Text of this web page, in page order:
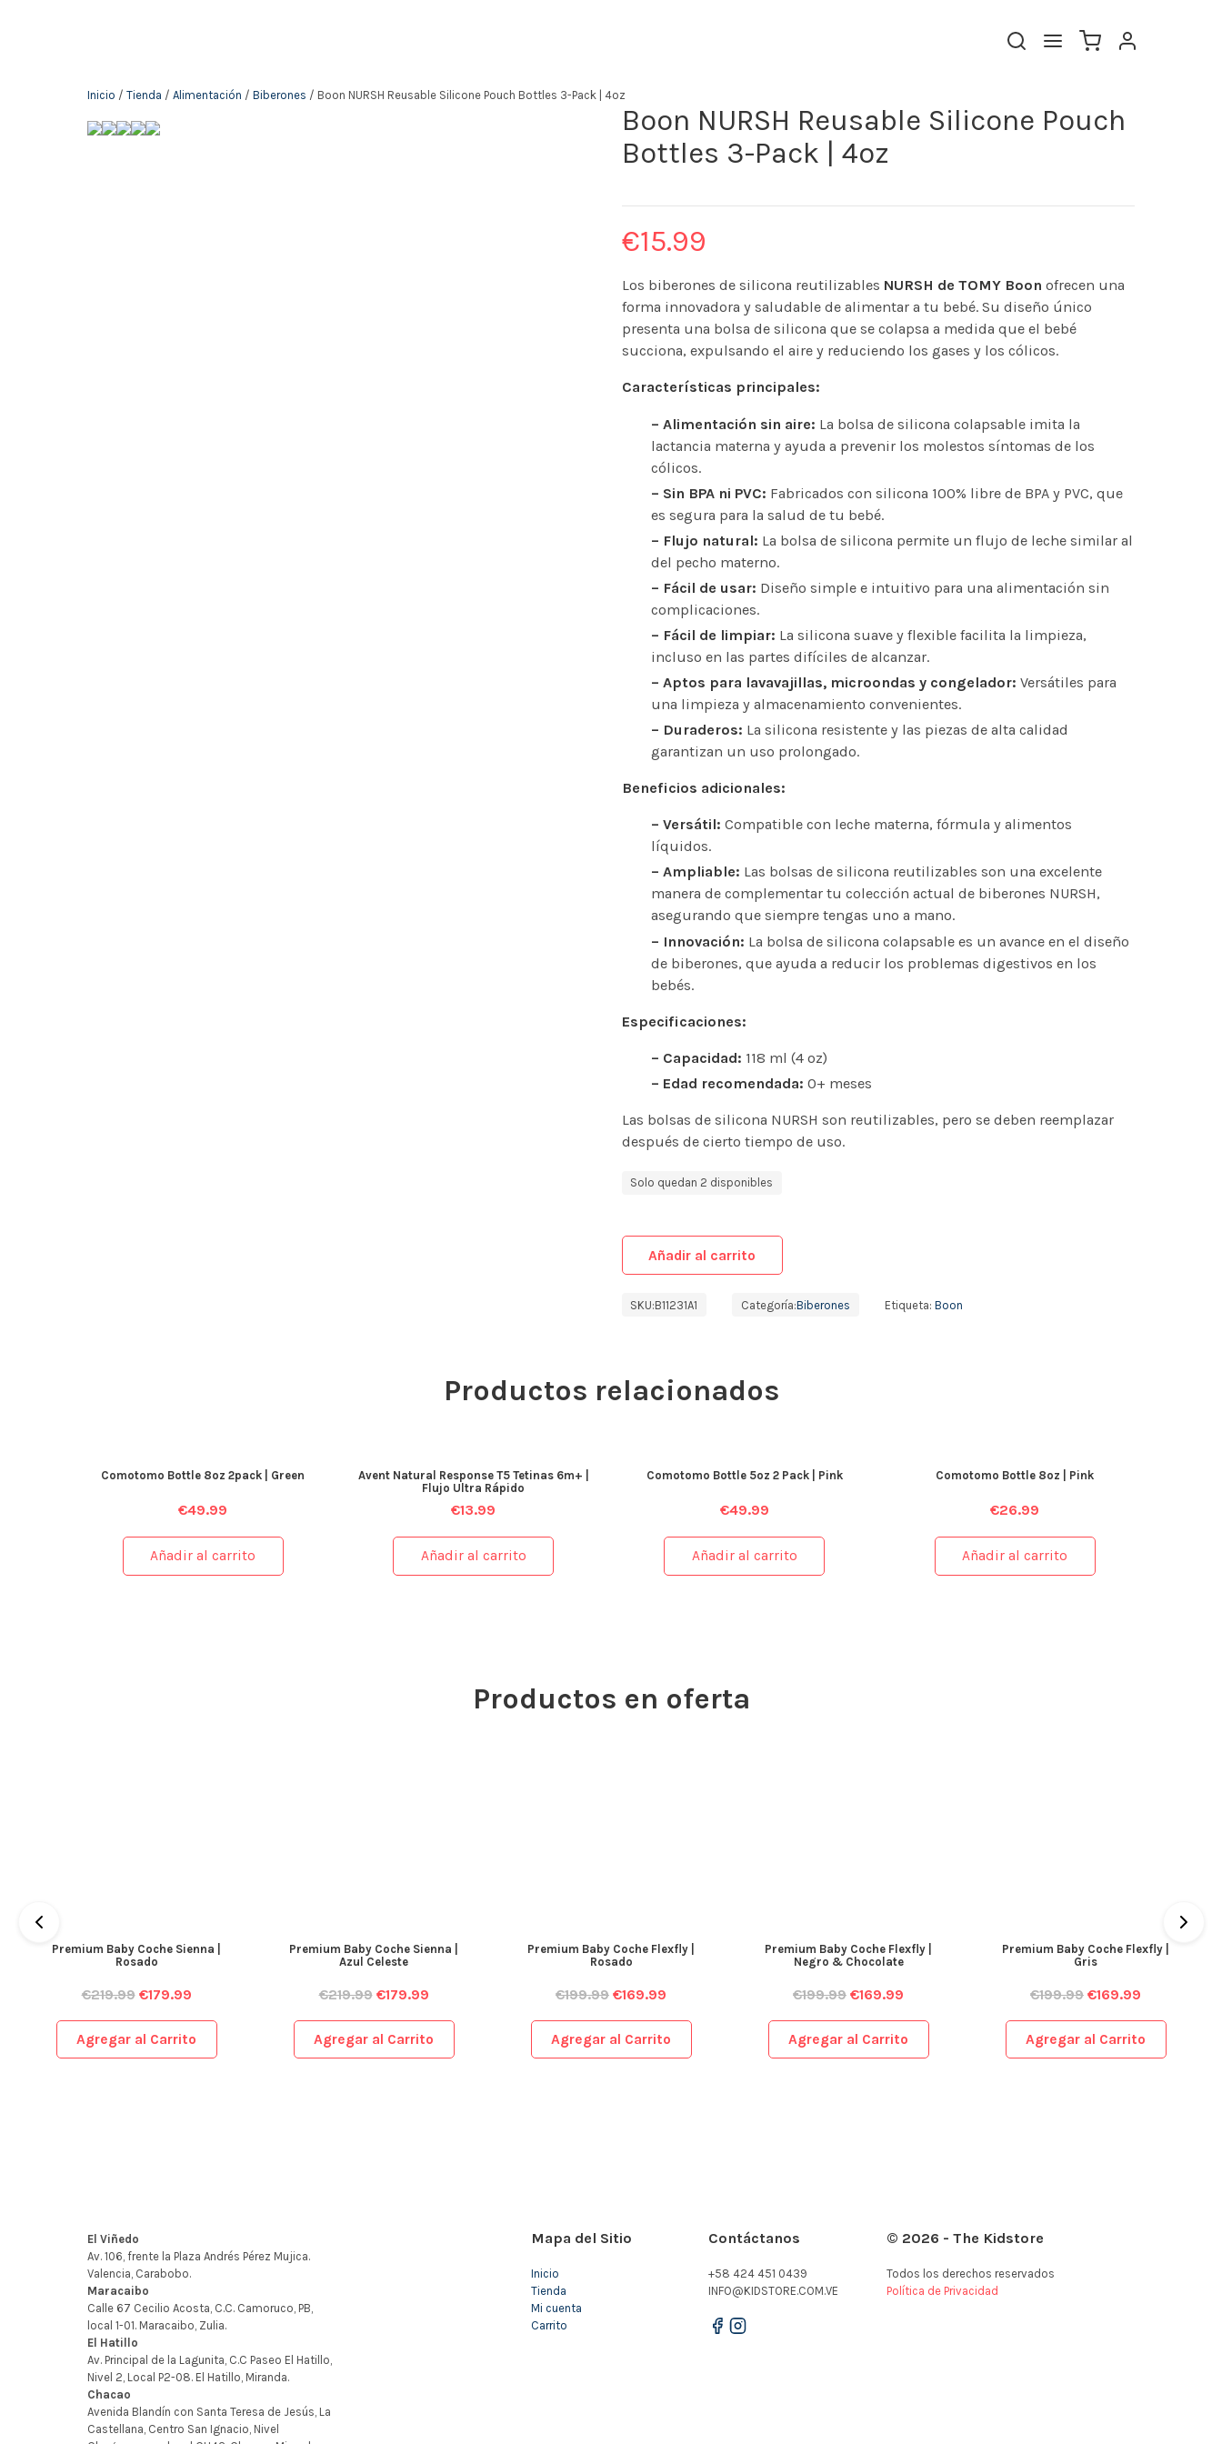
Inicio / Tienda / Alimentación / Biberones / Boon NURSH Reusable Silicone Pouch Bottles 3-Pack | 4oz
Boon NURSH Reusable Silicone Pouch
Bottles 3-Pack | 4oz
€15.99
Los biberones de silicona reutilizables NURSH de TOMY Boon ofrecen una
forma innovadora y saludable de alimentar a tu bebé. Su diseño único
presenta una bolsa de silicona que se colapsa a medida que el bebé
succiona, expulsando el aire y reduciendo los gases y los cólicos.
Características principales:
– Alimentación sin aire: La bolsa de silicona colapsable imita la
lactancia materna y ayuda a prevenir los molestos síntomas de los
cólicos.
– Sin BPA ni PVC: Fabricados con silicona 100% libre de BPA y PVC, que
es segura para la salud de tu bebé.
– Flujo natural: La bolsa de silicona permite un flujo de leche similar al
del pecho materno.
– Fácil de usar: Diseño simple e intuitivo para una alimentación sin
complicaciones.
– Fácil de limpiar: La silicona suave y flexible facilita la limpieza,
incluso en las partes difíciles de alcanzar.
– Aptos para lavavajillas, microondas y congelador: Versátiles para
una limpieza y almacenamiento convenientes.
– Duraderos: La silicona resistente y las piezas de alta calidad
garantizan un uso prolongado.
Beneficios adicionales:
– Versátil: Compatible con leche materna, fórmula y alimentos
líquidos.
– Ampliable: Las bolsas de silicona reutilizables son una excelente
manera de complementar tu colección actual de biberones NURSH,
asegurando que siempre tengas uno a mano.
– Innovación: La bolsa de silicona colapsable es un avance en el diseño
de biberones, que ayuda a reducir los problemas digestivos en los
bebés.
Especificaciones:
– Capacidad: 118 ml (4 oz)
– Edad recomendada: 0+ meses
Las bolsas de silicona NURSH son reutilizables, pero se deben reemplazar
después de cierto tiempo de uso.
Solo quedan 2 disponibles
Añadir al carrito
SKU:B11231A1 Categoría:Biberones Etiqueta: Boon
Productos relacionados
Comotomo Bottle 8oz 2pack | Green
€49.99
Añadir al carrito
Avent Natural Response T5 Tetinas 6m+ |
Flujo Ultra Rápido
€13.99
Añadir al carrito
Comotomo Bottle 5oz 2 Pack | Pink
€49.99
Añadir al carrito
Comotomo Bottle 8oz | Pink
€26.99
Añadir al carrito
Productos en oferta
Premium Baby Coche Sienna |
Rosado
€219.99 €179.99
Agregar al Carrito
Premium Baby Coche Sienna |
Azul Celeste
€219.99 €179.99
Agregar al Carrito
Premium Baby Coche Flexfly |
Rosado
€199.99 €169.99
Agregar al Carrito
Premium Baby Coche Flexfly |
Negro & Chocolate
€199.99 €169.99
Agregar al Carrito
Premium Baby Coche Flexfly |
Gris
€199.99 €169.99
Agregar al Carrito
Mapa del Sitio
Inicio
Tienda
Mi cuenta
Carrito
Contáctanos
+58 424 451 0439
INFO@KIDSTORE.COM.VE
© 2026 - The Kidstore
Todos los derechos reservados
Política de Privacidad